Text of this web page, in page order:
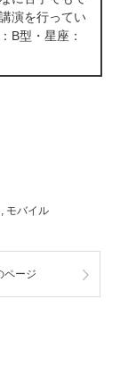
演を行ってい
B型・星座：
, モバイル
ページ